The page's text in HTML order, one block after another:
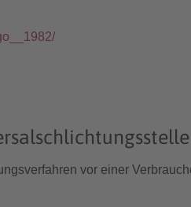
vor einer